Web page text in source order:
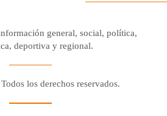
general, social, política,
deportiva y regional.
los derechos reservados.